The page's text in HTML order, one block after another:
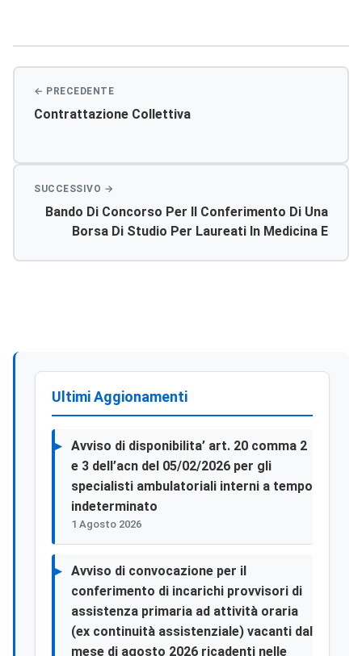
Contrattazione Collettiva
Bando Di Concorso Per Il Conferimento Di Una
Borsa Di Studio Per Laureati In Medicina E
Ultimi Aggionamenti
Avviso di disponibilita’ art. 20 comma 2
e 3 dell’acn del 05/02/2026 per gli
specialisti ambulatoriali interni a tempo
indeterminato
1 Agosto 2026
Avviso di convocazione per il
conferimento di incarichi provvisori di
assistenza primaria ad attività oraria
(ex continuità assistenziale) vacanti dal
mese di agosto 2026 ricadenti nelle